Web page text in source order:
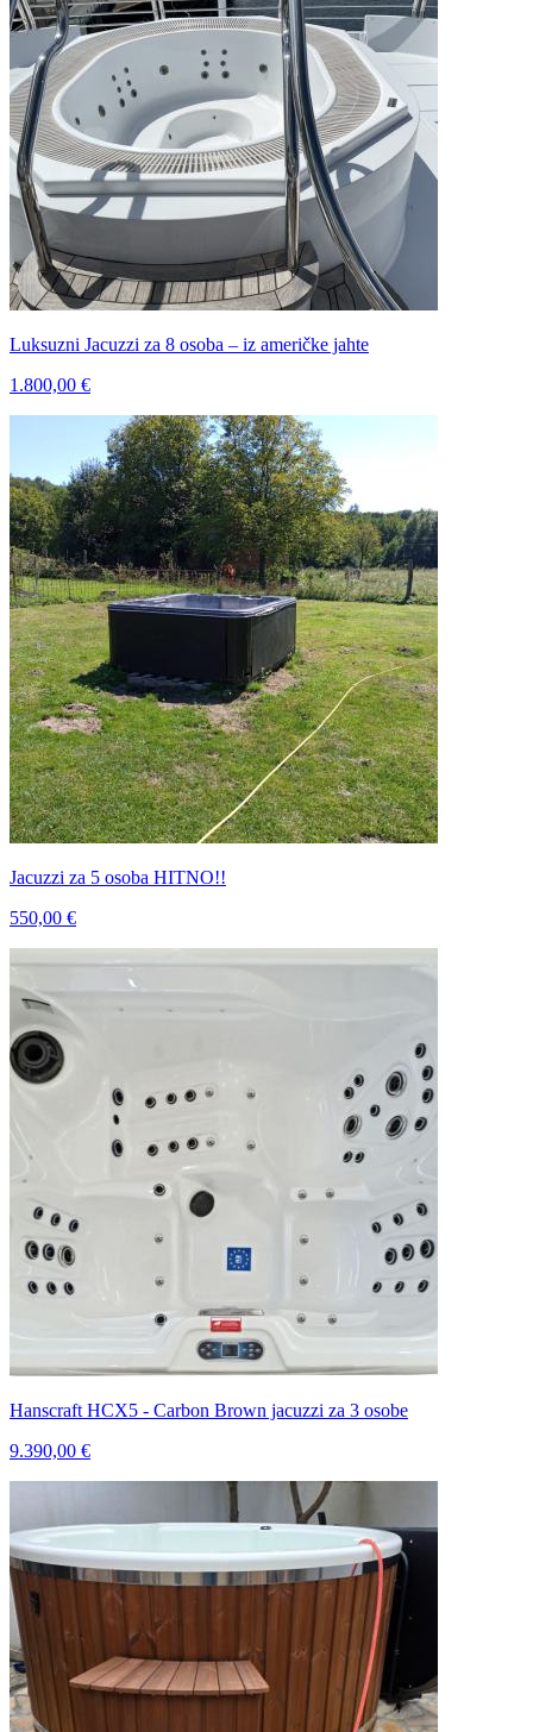
Luksuzni Jacuzzi za 8 osoba – iz američke jahte
1.800,00 €
Jacuzzi za 5 osoba HITNO!!
550,00 €
Hanscraft HCX5 - Carbon Brown jacuzzi za 3 osobe
9.390,00 €